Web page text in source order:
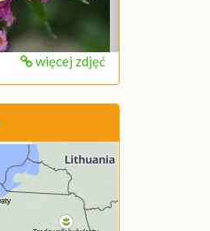
więcej zdjęć